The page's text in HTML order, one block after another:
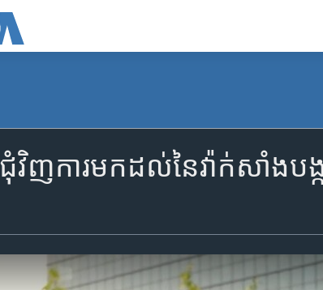
វិញ​ការ​មក​ដល់​នៃ​វ៉ាក់សាំង​បង្